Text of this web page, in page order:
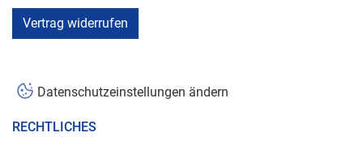
Vertrag widerrufen
Datenschutzeinstellungen ändern
RECHTLICHES